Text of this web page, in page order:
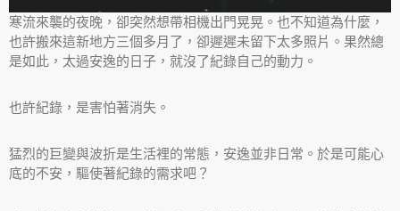
寒流來襲的夜晚，卻突然想帶相機出門晃晃。也不知道為什麼，
也許搬來這新地方三個多月了，卻遲遲未留下太多照片。果然總
是如此，太過安逸的日子，就沒了紀錄自己的動力。
也許紀錄，是害怕著消失。
猛烈的巨變與波折是生活裡的常態，安逸並非日常。於是可能心
底的不安，驅使著紀錄的需求吧？